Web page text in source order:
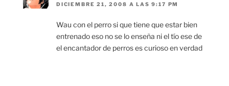
DICIEMBRE 21, 2008 A LAS 9:17 PM
Wau con el perro si que tiene que estar bien
entrenado eso no se lo enseña ni el tío ese de
el encantador de perros es curioso en verdad